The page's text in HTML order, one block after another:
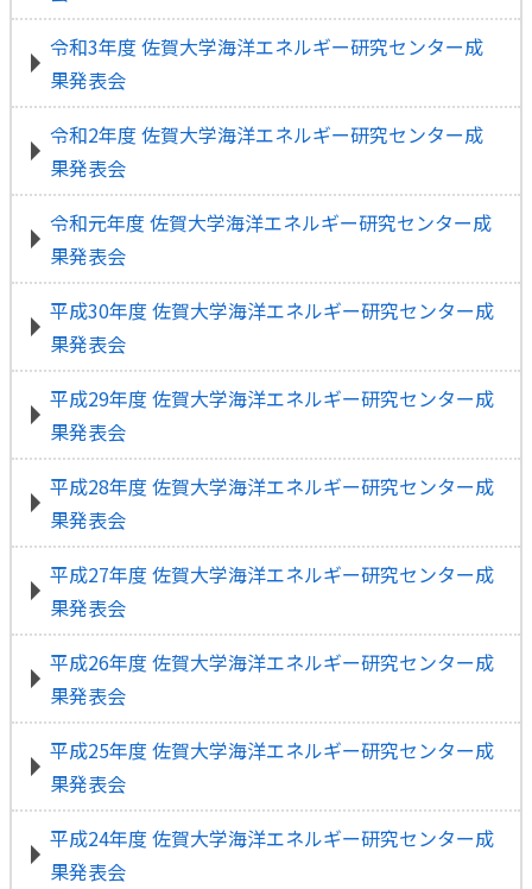
令和3年度 佐賀大学海洋エネルギー研究センター成
果発表会
令和2年度 佐賀大学海洋エネルギー研究センター成
果発表会
令和元年度 佐賀大学海洋エネルギー研究センター成
果発表会
平成30年度 佐賀大学海洋エネルギー研究センター成
果発表会
平成29年度 佐賀大学海洋エネルギー研究センター成
果発表会
平成28年度 佐賀大学海洋エネルギー研究センター成
果発表会
平成27年度 佐賀大学海洋エネルギー研究センター成
果発表会
平成26年度 佐賀大学海洋エネルギー研究センター成
果発表会
平成25年度 佐賀大学海洋エネルギー研究センター成
果発表会
平成24年度 佐賀大学海洋エネルギー研究センター成
果発表会